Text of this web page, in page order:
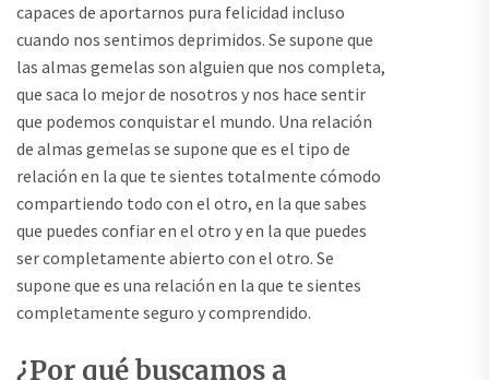
capaces de aportarnos pura felicidad incluso
cuando nos sentimos deprimidos. Se supone que
las almas gemelas son alguien que nos completa,
que saca lo mejor de nosotros y nos hace sentir
que podemos conquistar el mundo. Una relación
de almas gemelas se supone que es el tipo de
relación en la que te sientes totalmente cómodo
compartiendo todo con el otro, en la que sabes
que puedes confiar en el otro y en la que puedes
ser completamente abierto con el otro. Se
supone que es una relación en la que te sientes
completamente seguro y comprendido.
¿Por qué buscamos a